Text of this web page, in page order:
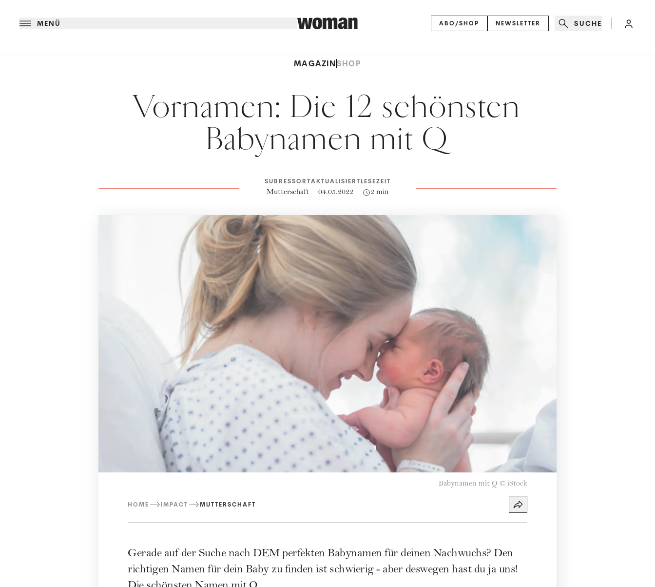
MENÜ ABO/SHOP NEWSLETTER SUCHE
MAGAZINSHOP
Vornamen: Die 12 schönsten
Babynamen mit Q
SUBRESSORT
Mutterschaft
AKTUALISIERT
04.05.2022
LESEZEIT
2 min
Babynamen mit Q © iStock
HOME IMPACT MUTTERSCHAFT
Gerade auf der Suche nach DEM perfekten Babynamen für deinen Nachwuchs? Den
richtigen Namen für dein Baby zu finden ist schwierig - aber deswegen hast du ja uns!